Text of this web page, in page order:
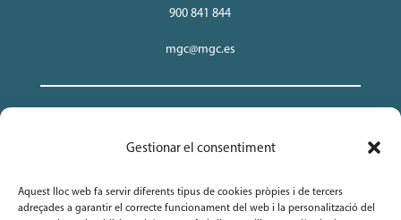
Gestionar el consentiment
Aquest lloc web fa servir diferents tipus de cookies pròpies i de tercers
adreçades a garantir el correcte funcionament del web i la personalització del
900 841 844
mgc@mgc.es